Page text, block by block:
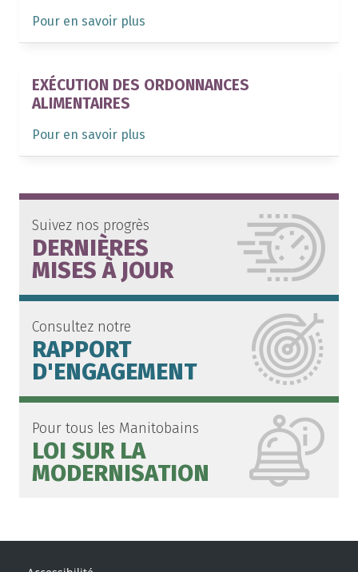
Pour en savoir plus
EXÉCUTION DES ORDONNANCES
ALIMENTAIRES
Pour en savoir plus
Suivez nos progrès
DERNIÈRES
MISES À JOUR
Consultez notre
RAPPORT
D'ENGAGEMENT
Pour tous les Manitobains
LOI SUR LA
MODERNISATION